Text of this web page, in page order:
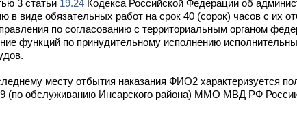
3 статьи 19.24 Кодекса Российской Федерации об
в виде обязательных работ на срок 40 (сорок) часов с их
по согласованию с территориальным органом
функций по принудительному исполнению
месту отбытия наказания ФИО2 характеризуется
обслуживанию Инсарского района) ММО МВД РФ России